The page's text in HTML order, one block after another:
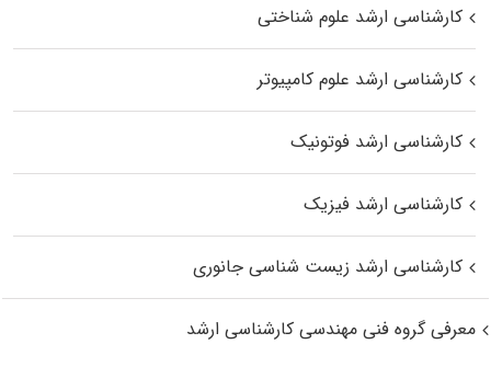
کارشناسی ارشد علوم شناختی
کارشناسی ارشد علوم کامپیوتر
کارشناسی ارشد فوتونیک
کارشناسی ارشد فیزیک
کارشناسی ارشد زیست‌ شناسی جانوری
معرفی گروه فنی مهندسی کارشناسی ارشد